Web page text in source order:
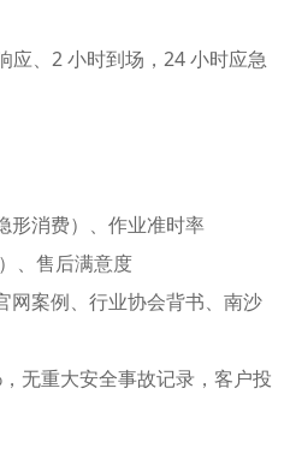
应、2 小时到场，24 小时应急
形消费）、作业准时率
、售后满意度
网案例、行业协会背书、南沙
无重大安全事故记录，客户投